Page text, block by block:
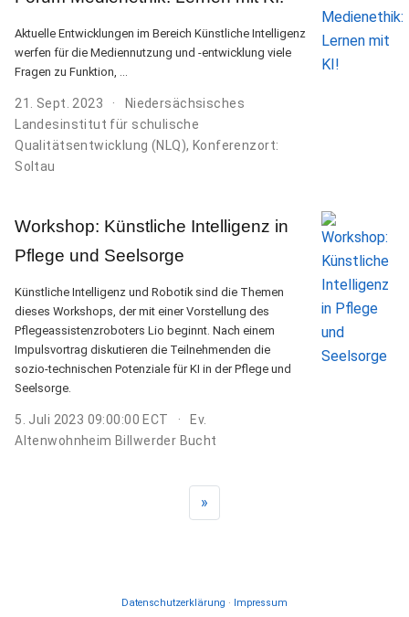
Aktuelle Entwicklungen im Bereich Künstliche Intelligenz
werfen für die Mediennutzung und -entwicklung viele
Fragen zu Funktion, …
21. Sept. 2023
Niedersächsisches
Landesinstitut für schulische
Qualitätsentwicklung (NLQ), Konferenzort:
Soltau
Workshop: Künstliche Intelligenz in
Pflege und Seelsorge
Künstliche Intelligenz und Robotik sind die Themen
dieses Workshops, der mit einer Vorstellung des
Pflegeassistenzroboters Lio beginnt. Nach einem
Impulsvortrag diskutieren die Teilnehmenden die
sozio-technischen Potenziale für KI in der Pflege und
Seelsorge.
5. Juli 2023 09:00:00 ECT
Ev.
Altenwohnheim Billwerder Bucht
»
Datenschutzerklärung · Impressum